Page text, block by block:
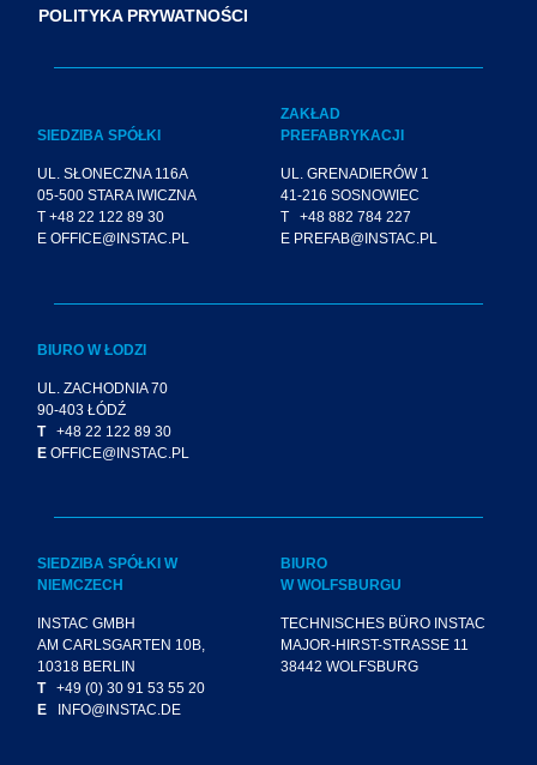
POLITYKA PRYWATNOŚCI
SIEDZIBA SPÓŁKI
UL. SŁONECZNA 116A
05-500 STARA IWICZNA
T +48 22 122 89 30
E OFFICE@INSTAC.PL
ZAKŁAD
PREFABRYKACJI
UL. GRENADIERÓW 1
41-216 SOSNOWIEC
T +48 882 784 227
E PREFAB@INSTAC.PL
BIURO W ŁODZI
UL. ZACHODNIA 70
90-403 ŁÓDŹ
T+48 22 122 89 30
EOFFICE@INSTAC.PL
SIEDZIBA SPÓŁKI W
NIEMCZECH
INSTAC GMBH
AM CARLSGARTEN 10B,
10318 BERLIN
T+49 (0) 30 91 53 55 20
E
INFO@INSTAC.DE
BIURO
W WOLFSBURGU
TECHNISCHES BÜRO INSTAC
MAJOR-HIRST-STRASSE 11
38442 WOLFSBURG